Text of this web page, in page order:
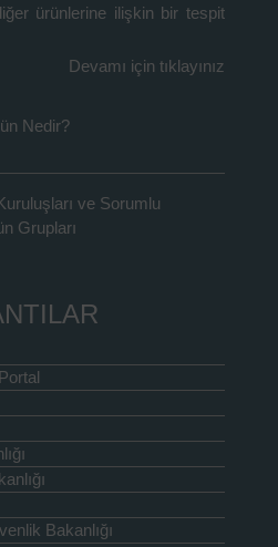
ürünlerine ilişkin bir tespit
Devamı için tıklayınız
Nedir?
ve Sorumlu
Grupları
Bakanlığı